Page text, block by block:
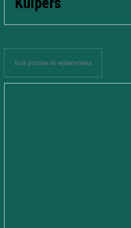
Brak postów do wyświetlenia